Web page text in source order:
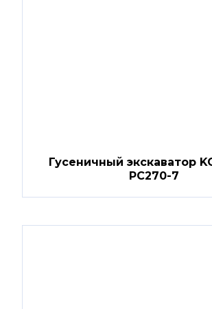
Гусеничный экскаватор
PC270-7